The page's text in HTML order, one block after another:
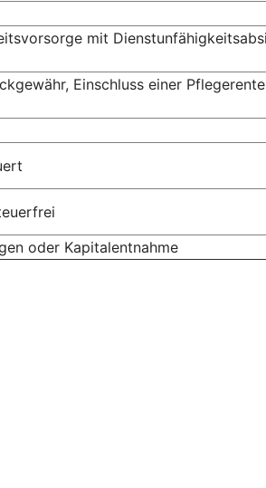
mit
Einschluss einer
oder Kapital­entnahme